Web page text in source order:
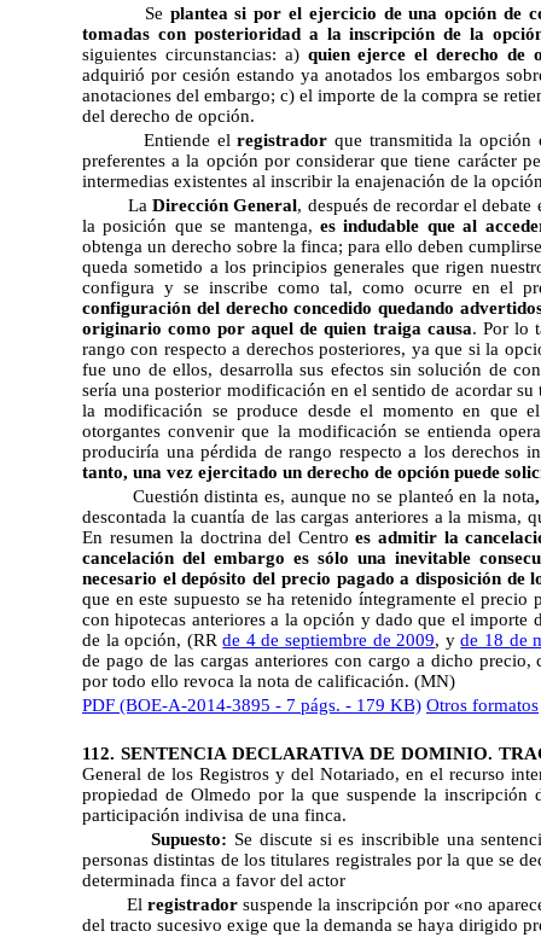
Se plantea si por el ejercicio de una opción de
tomadas con posterioridad a la inscripción de la
siguientes circunstancias: a) quien ejerce el derecho de
adquirió por cesión estando ya anotados los embargos
anotaciones del embargo; c) el importe de la compra se
del derecho de opción.
Entiende elregistrador que transmitida la opción
preferentes a la opción por considerar que tiene carácter
intermedias existentes al inscribir la enajenación de la
LaDirección General, después de recordar el
la posición que se mantenga, es indudable que al
obtenga un derecho sobre la finca; para ello deben
queda sometido a los principios generales que rigen
configura y se inscribe como tal, como ocurre en el
configuración del derecho concedido quedando
originario como por aquel de quien traiga causa. Por lo
rango con respecto a derechos posteriores, ya que si la
fue uno de ellos, desarrolla sus efectos sin solución de
sería una posterior modificación en el sentido de acordar
la modificación se produce desde el momento en que
otorgantes convenir que la modificación se entienda
produciría una pérdida de rango respecto a los derechos
tanto, una vez ejercitado un derecho de opción puede
Cuestión distinta es, aunque no se planteó en la nota
descontada la cuantía de las cargas anteriores a la misma,
En resumen la doctrina del Centroes admitir la
cancelación del embargo es sólo una inevitable
necesario el depósito del precio pagado a disposición de
que en este supuesto se ha retenido íntegramente el
con hipotecas anteriores a la opción y dado que el importe
de la opción, (RRde 4 de septiembre de 2009, yde 18 de
de pago de las cargas anteriores con cargo a dicho
por todo ello revoca la nota de calificación. (MN)
PDF (BOE-A-2014-3895 - 7 págs. - 179 KB) Otros formatos
112. SENTENCIA DECLARATIVA DE DOMINIO.
General de los Registros y del Notariado, en el recurso
propiedad de Olmedo por la que suspende la
participación indivisa de una finca.
Supuesto: Se discute si es inscribible una
personas distintas de los titulares registrales por la que se
determinada finca a favor del actor
El registrador suspende la inscripción por «no
del tracto sucesivo exige que la demanda se haya dirigido